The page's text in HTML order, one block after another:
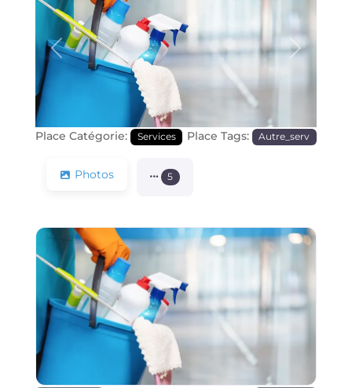
Précédente Prochaine
Place Catégorie: Services Place Tags: Autre_serv
Photos 5